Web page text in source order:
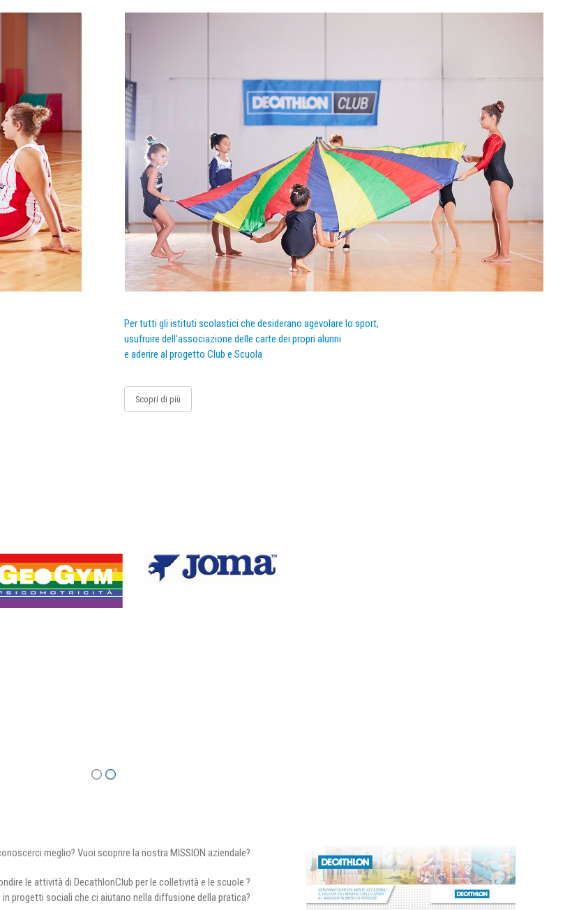
Per tutti gli istituti scolastici che desiderano agevolare lo sport,
usufruire dell’associazione delle carte dei propri alunni
e aderire al progetto Club e Scuola
Scopri di più
meglio? Vuoi scoprire la nostra MISSION aziendale?
le attività di DecathlonClub per le colletività e le scuole ?
in progetti sociali che ci aiutano nella diffusione della pratica?